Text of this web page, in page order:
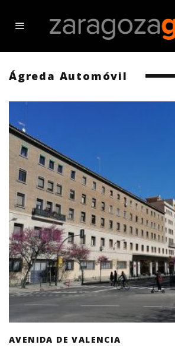
Ágreda Automóvil
AVENIDA DE VALENCIA